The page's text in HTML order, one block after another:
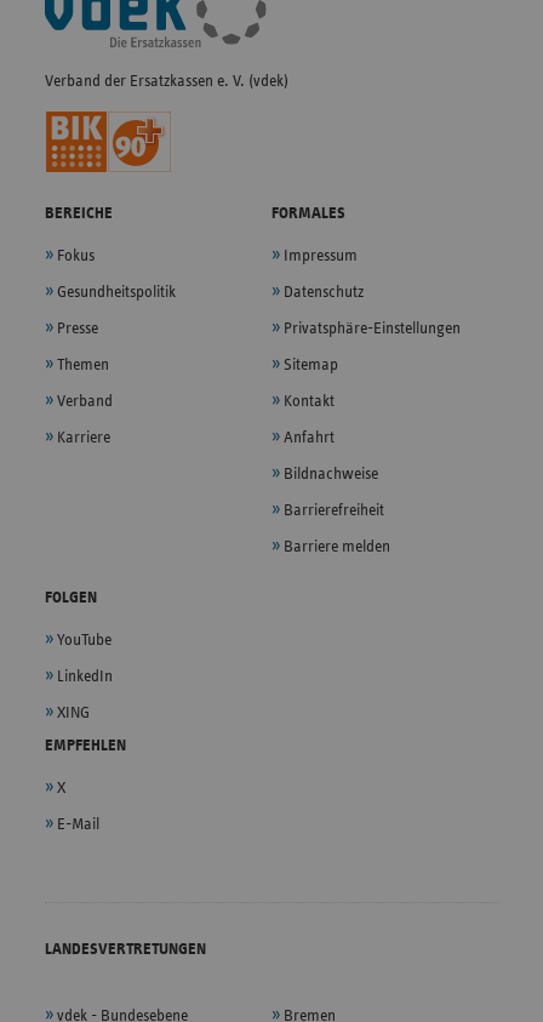
Navigation
Verband der Ersatzkassen e. V. (vdek)
BEREICHE
Fokus
Gesundheitspolitik
Presse
Themen
Verband
Karriere
FORMALES
Impressum
Datenschutz
Privatsphäre-Einstellungen
Sitemap
Kontakt
Anfahrt
Bildnachweise
Barrierefreiheit
Barriere melden
FOLGEN
YouTube
LinkedIn
XING
EMPFEHLEN
X
E-Mail
LANDESVERTRETUNGEN
vdek - Bundesebene Bremen